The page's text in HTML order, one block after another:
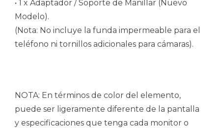
• 1 x Adaptador / Soporte de Manillar (Nuevo
Modelo).
(Nota: No incluye la funda impermeable para el
teléfono ni tornillos adicionales para cámaras).
NOTA: En términos de color del elemento,
puede ser ligeramente diferente de la pantalla
y especificaciones que tenga cada monitor o